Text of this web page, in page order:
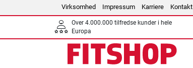
Virksomhed Impressum Karriere Kontakt
Over 4.000.000 tilfredse kunder i hele
Europa